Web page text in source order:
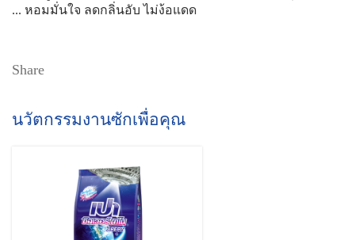
... หอมมั่นใจ ลดกลิ่นอับ ไม่ง้อแดด
Share
นวัตกรรมงานซักเพื่อคุณ